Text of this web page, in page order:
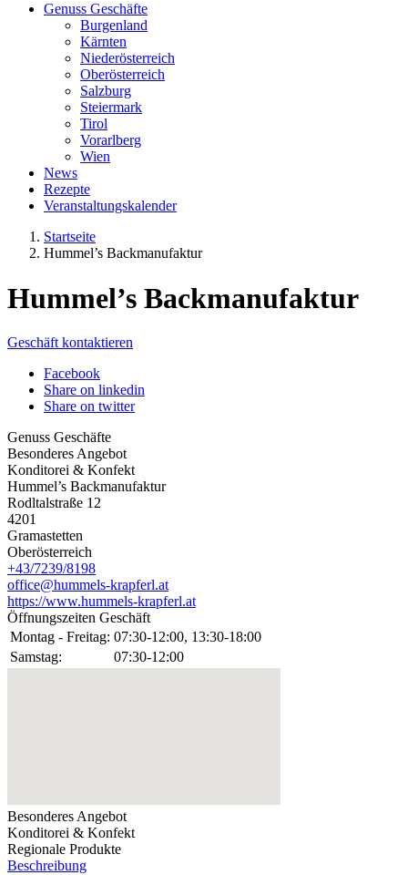
Genuss Geschäfte
Burgenland
Kärnten
Niederösterreich
Oberösterreich
Salzburg
Steiermark
Tirol
Vorarlberg
Wien
News
Rezepte
Veranstaltungskalender
Startseite
Hummel’s Backmanufaktur
Hummel’s Backmanufaktur
Geschäft kontaktieren
Facebook
Share on linkedin
Share on twitter
Genuss Geschäfte
Besonderes Angebot
Konditorei & Konfekt
Hummel’s Backmanufaktur
Rodltalstraße 12
4201
Gramastetten
Oberösterreich
+43/7239/8198
office@hummels-krapferl.at
https://www.hummels-krapferl.at
Öffnungszeiten Geschäft
Montag - Freitag: 07:30-12:00, 13:30-18:00
Samstag:
07:30-12:00
Besonderes Angebot
Konditorei & Konfekt
Regionale Produkte
Beschreibung